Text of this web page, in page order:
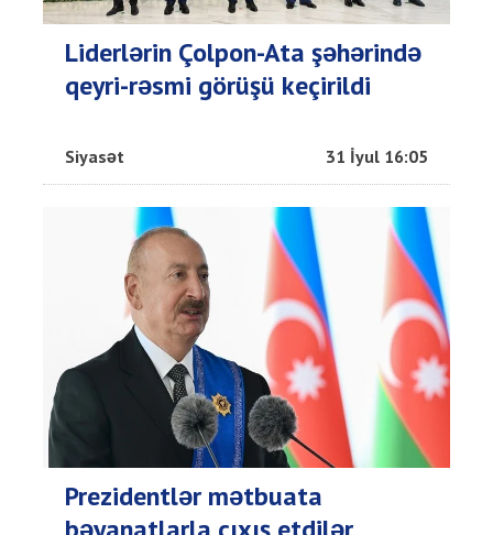
Liderlərin Çolpon-Ata şəhərində
qeyri-rəsmi görüşü keçirildi
Siyasət 31 İyul 16:05
Prezidentlər mətbuata